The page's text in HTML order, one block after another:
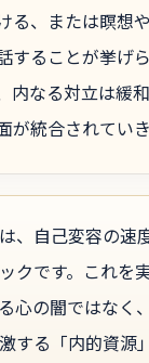
る、または瞑想
することが挙げら
内なる対立は緩
が統合されていき
、自己変容の速
クです。これを
心の闇ではなく
する「内的資源